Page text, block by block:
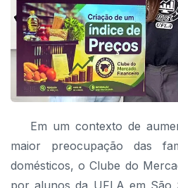
Em um contexto de
maior preocupação das
domésticos, o Clube do
por alunos da UFLA em São